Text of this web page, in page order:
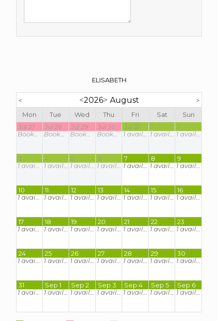
ELISABETH
< <2026> August
>
Mon
Tue Wed Thu Fri Sat
Sun
Jul 27
Jul 28
Booked
Jul 29
Jul 30
Booked
Jul 31
1available
1
1 available
2
1available
3
1 available
4
1 available
5
1available
6
1 available
7
1available
8
1available
9
1available
10
1available
11
1available
12
1available
13
1available
14
1available
15
1available
16
1available
17
1available
18
1available
19
1available
20
1available
21
1available
22
1available
23
1available
24
1available
25
1available
26
1available
27
1available
28
1available
29
1available
30
1available
31
1available
Sep 1
1available
Sep 2
1available
Sep 3
1available
Sep 4
1available
Sep 5
1available
Sep 6
1available